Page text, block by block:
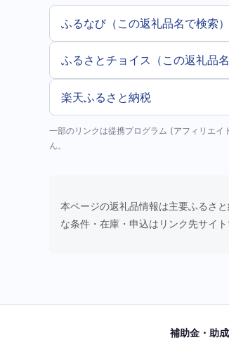
ふるなび（この返礼品名で検索）
ふるさとチョイス（この返礼品名
楽天ふるさと納税
一部のリンクは提携プログラム (アフィリエ
ん。
本ページの返礼品情報は主要ふるさ
な条件・在庫・申込はリンク先サイト
補助金・助